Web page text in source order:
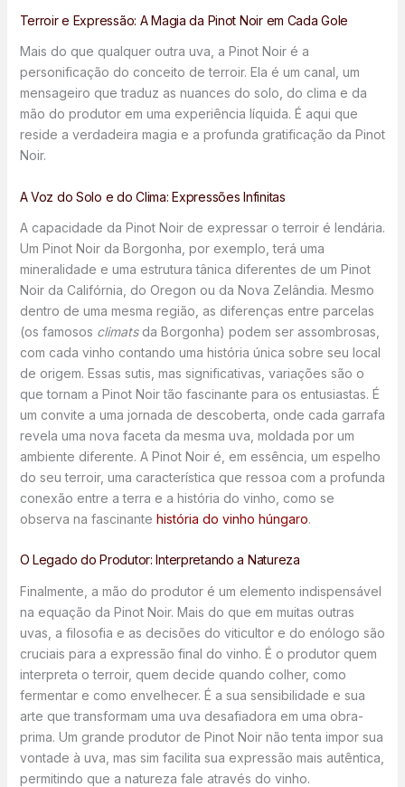
Terroir e Expressão: A Magia da Pinot Noir em Cada Gole
Mais do que qualquer outra uva, a Pinot Noir é a
personificação do conceito de terroir. Ela é um canal, um
mensageiro que traduz as nuances do solo, do clima e da
mão do produtor em uma experiência líquida. É aqui que
reside a verdadeira magia e a profunda gratificação da Pinot
Noir.
A Voz do Solo e do Clima: Expressões Infinitas
A capacidade da Pinot Noir de expressar o terroir é lendária.
Um Pinot Noir da Borgonha, por exemplo, terá uma
mineralidade e uma estrutura tânica diferentes de um Pinot
Noir da Califórnia, do Oregon ou da Nova Zelândia. Mesmo
dentro de uma mesma região, as diferenças entre parcelas
(os famosos climatsda Borgonha) podem ser assombrosas,
com cada vinho contando uma história única sobre seu local
de origem. Essas sutis, mas significativas, variações são o
que tornam a Pinot Noir tão fascinante para os entusiastas. É
um convite a uma jornada de descoberta, onde cada garrafa
revela uma nova faceta da mesma uva, moldada por um
ambiente diferente. A Pinot Noir é, em essência, um espelho
do seu terroir, uma característica que ressoa com a profunda
conexão entre a terra e a história do vinho, como se
observa na fascinante história do vinho húngaro.
O Legado do Produtor: Interpretando a Natureza
Finalmente, a mão do produtor é um elemento indispensável
na equação da Pinot Noir. Mais do que em muitas outras
uvas, a filosofia e as decisões do viticultor e do enólogo são
cruciais para a expressão final do vinho. É o produtor quem
interpreta o terroir, quem decide quando colher, como
fermentar e como envelhecer. É a sua sensibilidade e sua
arte que transformam uma uva desafiadora em uma obra-
prima. Um grande produtor de Pinot Noir não tenta impor sua
vontade à uva, mas sim facilita sua expressão mais autêntica,
permitindo que a natureza fale através do vinho.